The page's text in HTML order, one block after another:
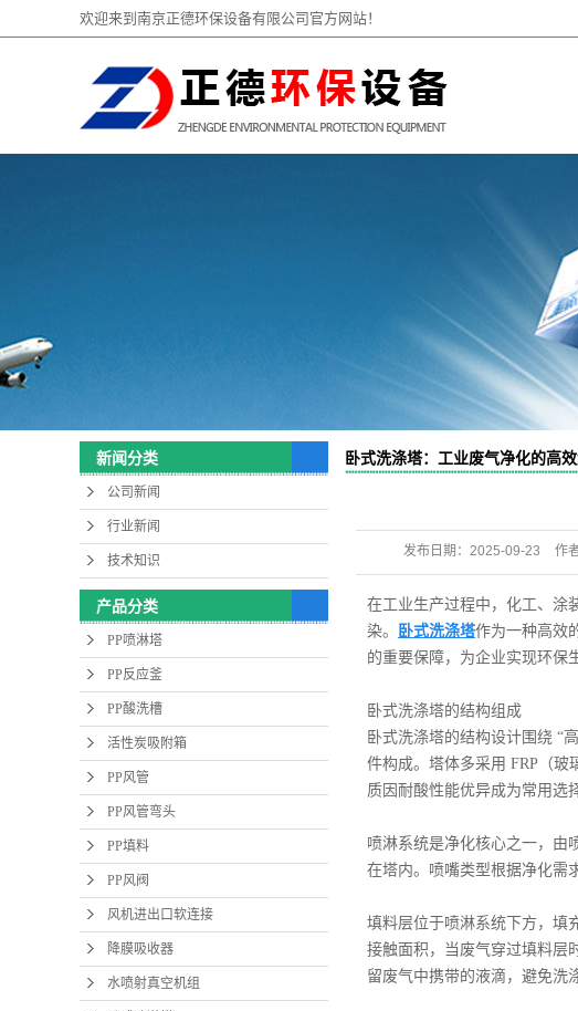
欢迎来到南京正德环保设备有限公司官方网站！
新闻分类
公司新闻
行业新闻
技术知识
产品分类
PP喷淋塔
PP反应釜
PP酸洗槽
活性炭吸附箱
PP风管
PP风管弯头
PP填料
PP风阀
风机进出口软连接
降膜吸收器
水喷射真空机组
卧式洗涤塔：工业废气净化的高
发布日期： 2025-09-23 作
在工业生产过程中，化工、涂
染。
卧式洗涤塔作为一种高效
的重要保障，为企业实现环保
卧式洗涤塔的结构组成
卧式洗涤塔的结构设计围绕 “
件构成。塔体多采用 FRP（玻
质因耐酸性能优异成为常用选
喷淋系统是净化核心之一，由
在塔内。喷嘴类型根据净化需
填料层位于喷淋系统下方，填
接触面积，当废气穿过填料层
留废气中携带的液滴，避免洗